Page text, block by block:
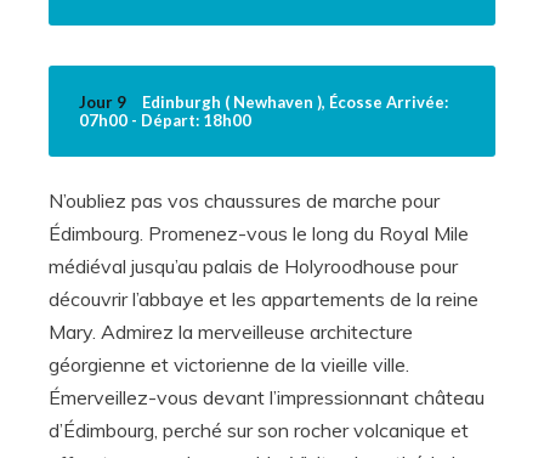
Jour 9
Edinburgh ( Newhaven ), Écosse Arrivée:
07h00 - Départ: 18h00
N’oubliez pas vos chaussures de marche pour
Édimbourg. Promenez-vous le long du Royal Mile
médiéval jusqu’au palais de Holyroodhouse pour
découvrir l’abbaye et les appartements de la reine
Mary. Admirez la merveilleuse architecture
géorgienne et victorienne de la vieille ville.
Émerveillez-vous devant l’impressionnant château
d’Édimbourg, perché sur son rocher volcanique et